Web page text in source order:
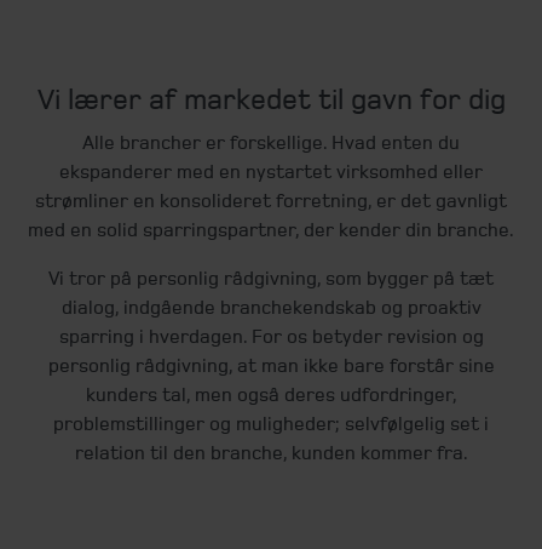
Vi lærer af markedet til gavn for dig
Alle brancher er forskellige. Hvad enten du
ekspanderer med en nystartet virksomhed eller
strømliner en konsolideret forretning, er det gavnligt
med en solid sparringspartner, der kender din branche.
Vi tror på personlig rådgivning, som bygger på tæt
dialog, indgående branchekendskab og proaktiv
sparring i hverdagen. For os betyder revision og
personlig rådgivning, at man ikke bare forstår sine
kunders tal, men også deres udfordringer,
problemstillinger og muligheder; selvfølgelig set i
relation til den branche, kunden kommer fra.